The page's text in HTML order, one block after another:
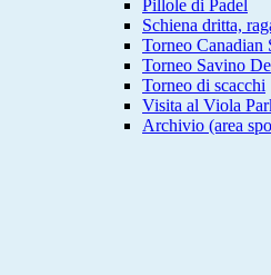
Pillole di Padel
Schiena dritta,
Torneo Canadian
Torneo Savino
Torneo di scacchi
Visita al Viola
Archivio (area